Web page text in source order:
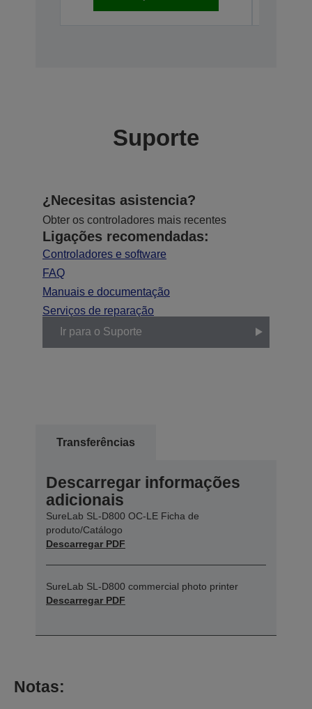
Suporte
¿Necesitas asistencia?
Obter os controladores mais recentes
Ligações recomendadas:
Controladores e software
FAQ
Manuais e documentação
Serviços de reparação
Ir para o Suporte
Transferências
Descarregar informações
adicionais
SureLab SL-D800 OC-LE Ficha de
produto/Catálogo
Descarregar PDF
SureLab SL-D800 commercial photo printer
Descarregar PDF
Notas: